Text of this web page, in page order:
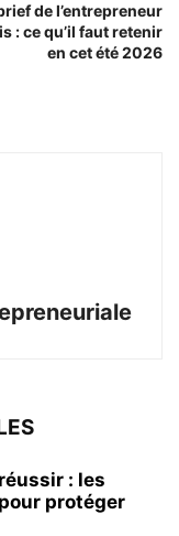
de l’entrepreneur
: ce qu’il faut retenir
en cet été 2026
: les
protéger